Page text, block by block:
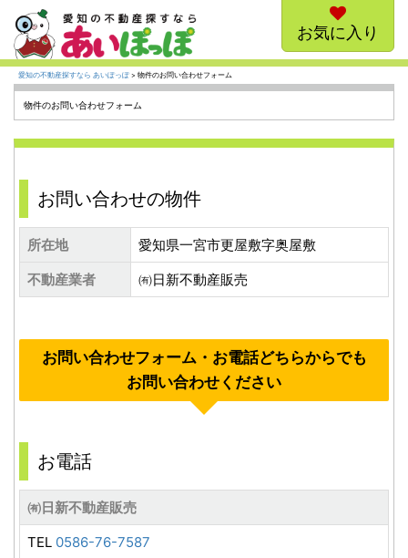
お気に入り
愛知の不動産探すなら あいぽっぽ> 物件のお問い合わせフォーム
物件のお問い合わせフォーム
お問い合わせの物件
所在地
愛知県一宮市更屋敷字奥屋敷
不動産業者
㈲日新不動産販売
お問い合わせフォーム・お電話どちらからでも
お問い合わせください
お電話
㈲日新不動産販売
TEL 0586-76-7587